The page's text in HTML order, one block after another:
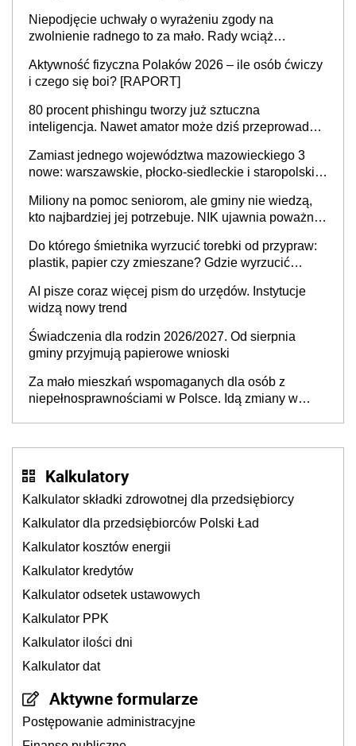
Niepodjęcie uchwały o wyrażeniu zgody na
zwolnienie radnego to za mało. Rady wciąż
sprawy
Aktywność fizyczna Polaków 2026 – ile osób ćwiczy
i czego się boi? [RAPORT]
80 procent phishingu tworzy już sztuczna
inteligencja. Nawet amator może dziś przeprowadzić
Zamiast jednego województwa mazowieckiego 3
nowe: warszawskie, płocko-siedleckie i staropolskie.
stołecznych
Miliony na pomoc seniorom, ale gminy nie wiedzą,
kto najbardziej jej potrzebuje. NIK ujawnia poważną
Do którego śmietnika wyrzucić torebki od przypraw:
plastik, papier czy zmieszane? Gdzie wyrzucić
AI pisze coraz więcej pism do urzędów. Instytucje
widzą nowy trend
Świadczenia dla rodzin 2026/2027. Od sierpnia
gminy przyjmują papierowe wnioski
Za mało mieszkań wspomaganych dla osób z
niepełnosprawnościami w Polsce. Idą zmiany w
Kalkulatory
Kalkulator składki zdrowotnej dla przedsiębiorcy
Kalkulator dla przedsiębiorców Polski Ład
Kalkulator kosztów energii
Kalkulator kredytów
Kalkulator odsetek ustawowych
Kalkulator PPK
Kalkulator ilości dni
Kalkulator dat
Aktywne formularze
Postępowanie administracyjne